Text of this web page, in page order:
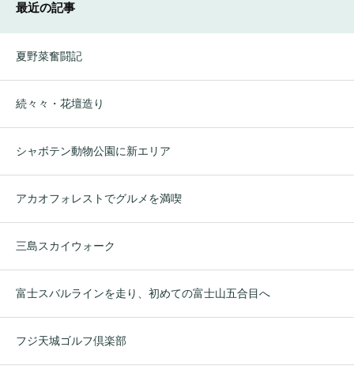
最近の記事
夏野菜奮闘記
続々々・花壇造り
シャボテン動物公園に新エリア
アカオフォレストでグルメを満喫
三島スカイウォーク
富士スバルラインを走り、初めての富士山五合目へ
フジ天城ゴルフ倶楽部